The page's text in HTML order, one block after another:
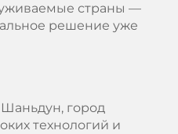
страны —
решение уже
город
технологий и